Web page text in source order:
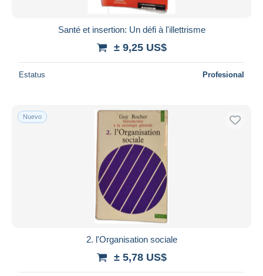
Santé et insertion: Un défi à l'illettrisme
± 9,25 US$
Estatus Profesional
Nuevo
2. l'Organisation sociale
± 5,78 US$